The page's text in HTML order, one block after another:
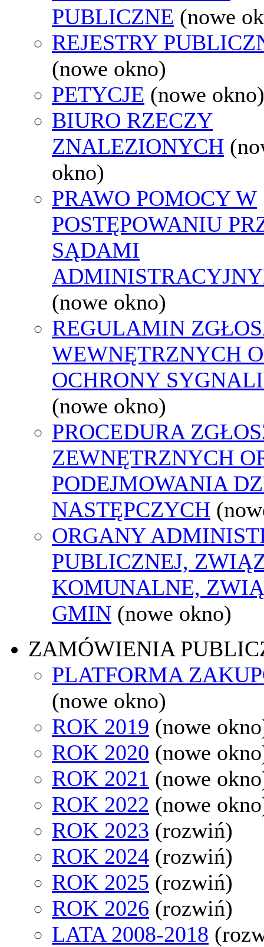
PUBLICZNE (nowe
REJESTRY
(nowe okno)
PETYCJE (nowe okno)
BIURO RZECZY
ZNALEZIONYCH
okno)
PRAWO POMOCY W
POSTĘPOWANIU
SĄDAMI
(nowe okno)
REGULAMIN
WEWNĘTRZNYCH
OCHRONY
(nowe okno)
PROCEDURA
ZEWNĘTRZNYCH
PODEJMOWANIA
NASTĘPCZYCH
ORGANY
PUBLICZNEJ,
KOMUNALNE,
GMIN (nowe okno)
ZAMÓWIENIA
PLATFORMA
(nowe okno)
ROK 2019 (nowe
ROK 2020 (nowe
ROK 2021 (nowe
ROK 2022 (nowe
ROK 2023 (rozwiń)
ROK 2024 (rozwiń)
ROK 2025 (rozwiń)
ROK 2026 (rozwiń)
LATA 2008-2018